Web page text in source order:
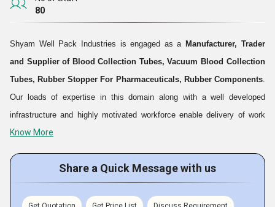
80
Shyam Well Pack Industries is engaged as a Manufacturer, Trader
and Supplier of Blood Collection Tubes, Vacuum Blood Collection
Tubes, Rubber Stopper For Pharmaceuticals, Rubber Components.
Our loads of expertise in this domain along with a well developed
infrastructure and highly motivated workforce enable delivery of work
consignments within the assigned time frame. Total customer
business concern ever since our establishment. Our offered range of
products is fabricated using top quality material along with current tools
and methodologies that results in a well refined product that meets the
Know More
Share a Quick Message with us